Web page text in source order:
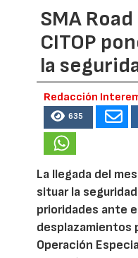
SMA
CITOP
la
Redacción
635
La llegada del
situar la
prioridades ante
desplazamientos
Operación